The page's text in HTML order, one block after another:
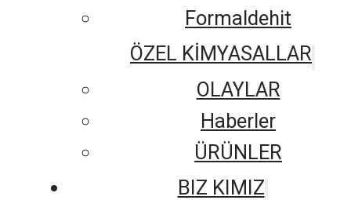
Formaldehit
ÖZEL KİMYASALLAR
OLAYLAR
Haberler
ÜRÜNLER
BIZ KIMIZ